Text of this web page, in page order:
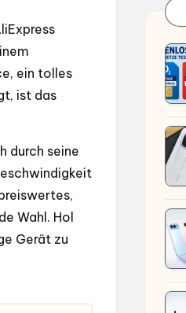
ein tolles
ist das
durch seine
Wahl. Hol
Gerät zu